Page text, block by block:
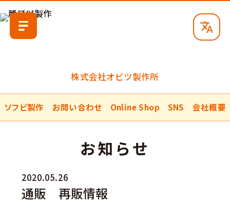
株式会社オビツ製作所
ソフビ製作 お問い合わせ Online Shop SNS 会社概要
お知らせ
2020.05.26
通販 再販情報